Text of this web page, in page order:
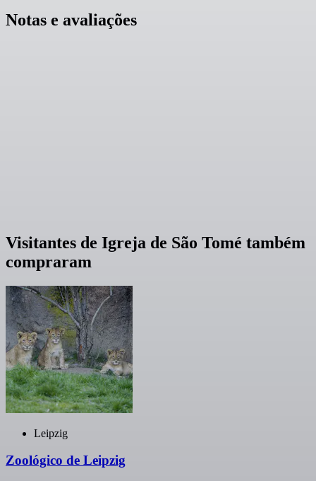
Notas e avaliações
Visitantes de Igreja de São Tomé também
compraram
Leipzig
Zoológico de Leipzig